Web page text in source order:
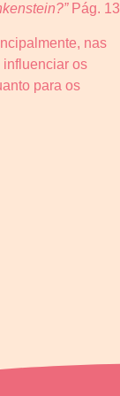
Pág. 13
nas
influenciar os
para os